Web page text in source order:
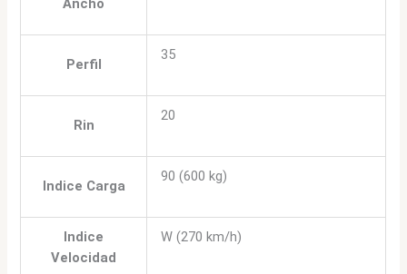
Perfil
35
Rin
20
Indice Carga
90 (600 kg)
Indice
Velocidad
W (270 km/h)